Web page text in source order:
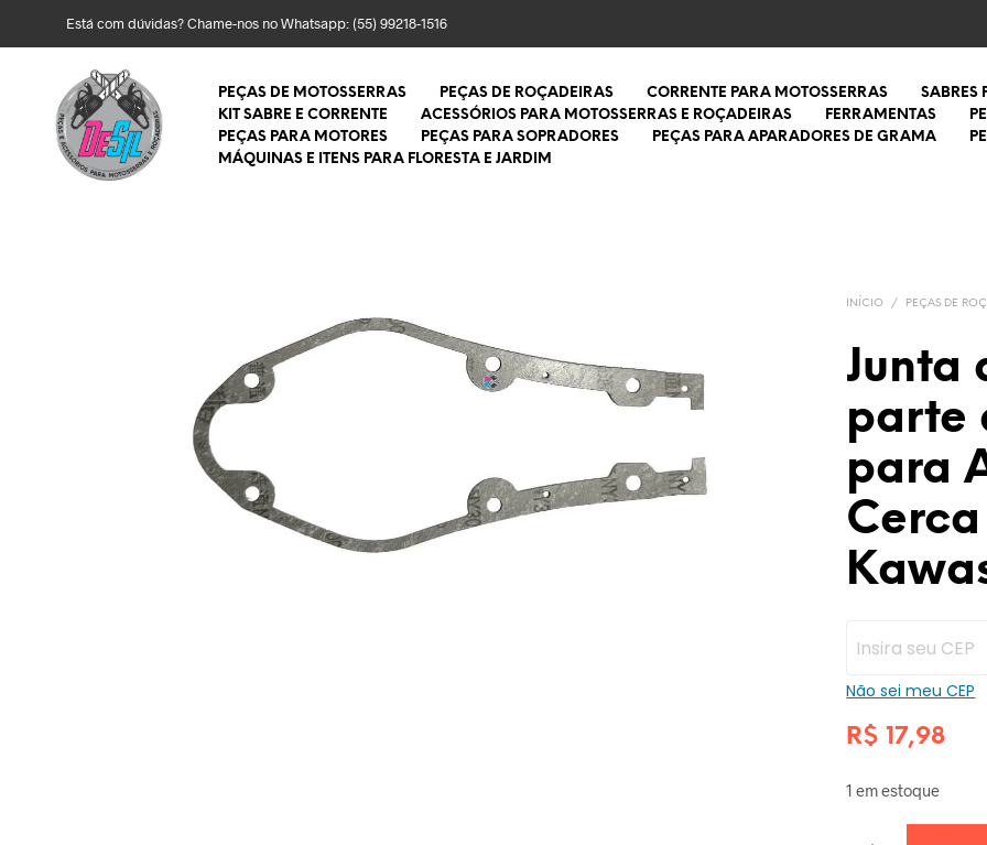
Está com dúvidas? Chame-nos no Whatsapp: (55) 99218-1516
PEÇAS DE MOTOSSERRAS PEÇAS DE ROÇADEIRAS CORRENTE PARA MOTOSSERRAS
SABRES
KIT SABRE E CORRENTE
ACESSÓRIOS PARA MOTOSSERRAS E ROÇADEIRAS FERRAMENTAS
PEÇAS PARA MOTORES
PEÇAS PARA SOPRADORES PEÇAS PARA APARADORES DE GRAMA
MÁQUINAS E ITENS PARA FLORESTA E JARDIM
INÍCIO / PEÇAS DE
Junta
parte
para
Não sei meu CEP
R$ 17,98
1 em estoque